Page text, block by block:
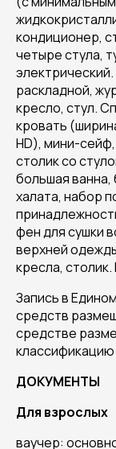
кондиционер,
четыре стула,
раскладной,
кресло, стул.
кровать
HD), мини-
столик со
большая ванна,
халата, набор
фен для сушки
верхней
кресла,
Запись в
средств
средстве
ДОКУМЕНТЫ
Для взрослых
ваучер: